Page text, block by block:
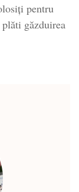
pentru
găzduirea